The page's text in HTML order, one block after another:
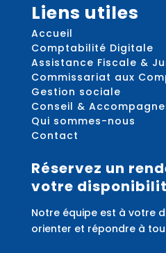
Liens utiles
Accueil
Comptabilité Digitale
Assistance Fiscale &
Commissariat aux
Gestion sociale
Conseil &
Qui sommes-nous
Contact
Réservez un
votre
Notre équipe est à votre
orienter et répondre à